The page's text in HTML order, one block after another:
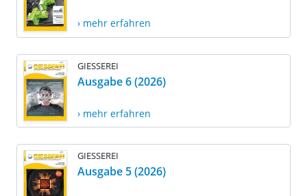
› mehr erfahren
GIESSEREI
Ausgabe 6 (2026)
› mehr erfahren
GIESSEREI
Ausgabe 5 (2026)